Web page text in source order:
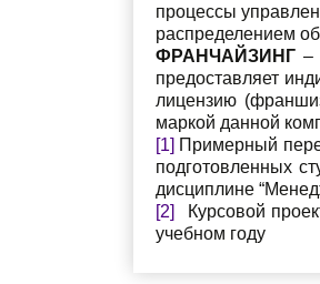
процессы
распределением
ФРАНЧАЙЗИНГ –
предоставляет
лицензию
маркой данной
[1] Примерный
подготовленных
дисциплине
[2]
Курсовой
учебном году